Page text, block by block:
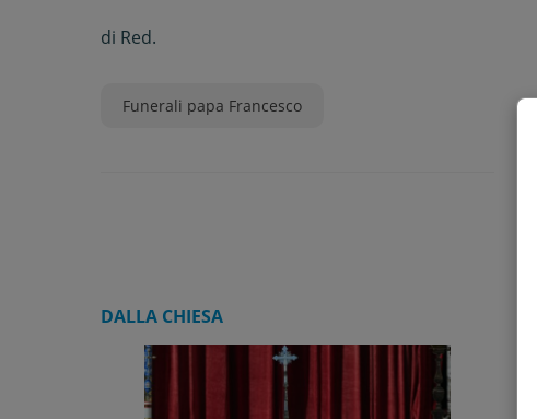
via della Conciliazione
di Red.
Funerali papa Francesco
DALLA CHIESA